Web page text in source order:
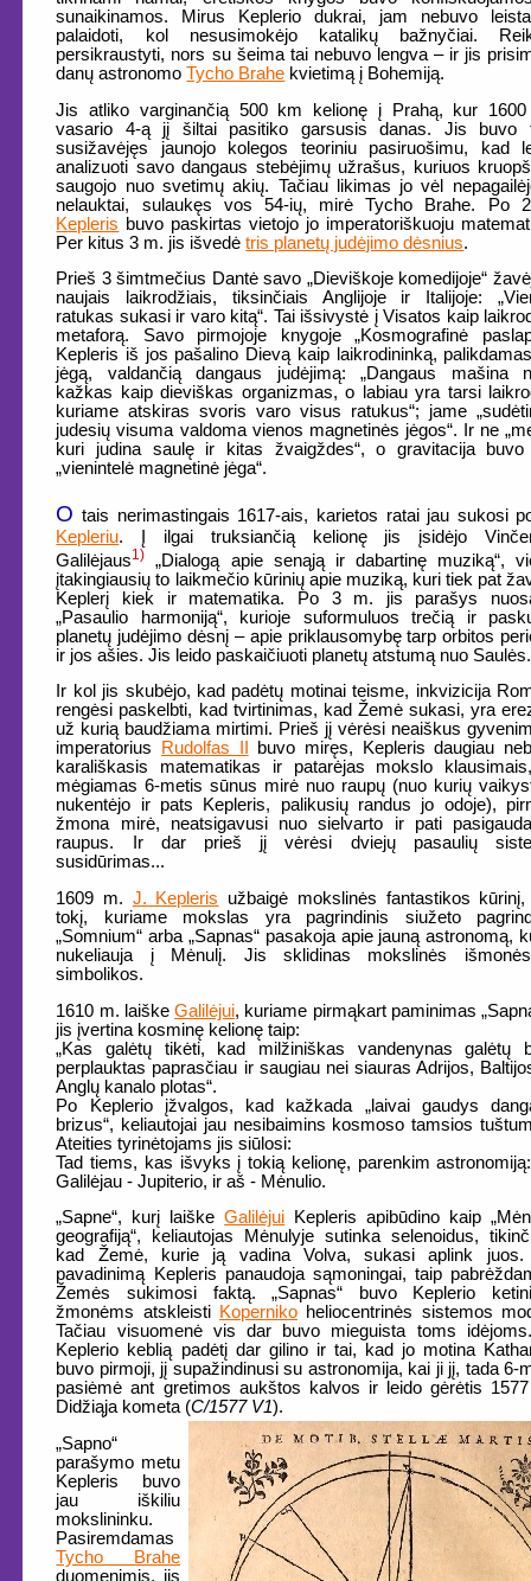
sunaikinamos. Mirus Keplerio dukrai, jam nebuvo
palaidoti, kol nesusimokėjo katalikų bažnyčiai.
persikraustyti, nors su šeima tai nebuvo lengva – ir jis
danų astronomoTycho Brahe kvietimą į Bohemiją.
Jis atliko varginančią 500 km kelionę į Prahą, kur
vasario 4-ą jį šiltai pasitiko garsusis danas. Jis buvo
susižavėjęs jaunojo kolegos teoriniu pasiruošimu, kad
analizuoti savo dangaus stebėjimų užrašus, kuriuos
saugojo nuo svetimų akių. Tačiau likimas jo vėl
nelauktai, sulaukęs vos 54-ių, mirė Tycho Brahe. Po
Kepleris buvo paskirtas vietojo jo imperatoriškuoju
Per kitus 3 m. jis išvedėtris planetų judėjimo dėsnius.
Prieš 3 šimtmečius Dantė savo „Dieviškoje komedijoje“
naujais laikrodžiais, tiksinčiais Anglijoje ir Italijoje:
ratukas sukasi ir varo kitą“. Tai išsivystė į Visatos kaip
metaforą. Savo pirmojoje knygoje „Kosmografinė
Kepleris iš jos pašalino Dievą kaip laikrodininką,
jėgą, valdančią dangaus judėjimą: „Dangaus mašina
kažkas kaip dieviškas organizmas, o labiau yra tarsi
kuriame atskiras svoris varo visus ratukus“; jame
judesių visuma valdoma vienos magnetinės jėgos“. Ir ne
kuri judina saulę ir kitas žvaigždes“, o gravitacija buvo
„vienintelė magnetinė jėga“.
O tais nerimastingais 1617-ais, karietos ratai jau sukosi
Kepleriu. Į ilgai truksiančią kelionę jis įsidėjo
Galilėjaus1) „Dialogą apie senąją ir dabartinę muziką“,
įtakingiausių to laikmečio kūrinių apie muziką, kuri tiek pat
Keplerį kiek ir matematika. Po 3 m. jis parašys
„Pasaulio harmoniją“, kurioje suformuluos trečią ir
planetų judėjimo dėsnį – apie priklausomybę tarp orbitos
ir jos ašies. Jis leido paskaičiuoti planetų atstumą nuo Saulės.
Ir kol jis skubėjo, kad padėtų motinai teisme, inkvizicija
rengėsi paskelbti, kad tvirtinimas, kad Žemė sukasi, yra
už kurią baudžiama mirtimi. Prieš jį vėrėsi neaiškus
imperatorius
Rudolfas II
buvo miręs, Kepleris daugiau
karališkasis matematikas ir patarėjas mokslo
mėgiamas 6-metis sūnus mirė nuo raupų (nuo kurių
nukentėjo ir pats Kepleris, palikusių randus jo odoje),
žmona mirė, neatsigavusi nuo sielvarto ir pati
raupus. Ir dar prieš jį vėrėsi dviejų pasaulių
susidūrimas...
1609 m. J. Kepleris užbaigė mokslinės fantastikos kūrinį,
tokį, kuriame mokslas yra pagrindinis siužeto
„Somnium“ arba „Sapnas“ pasakoja apie jauną astronomą,
nukeliauja į Mėnulį. Jis sklidinas mokslinės
simbolikos.
1610 m. laiškeGalilėjui, kuriame pirmąkart paminimas
jis įvertina kosminę kelionę taip:
„Kas galėtų tikėti, kad milžiniškas vandenynas galėtų
perplauktas paprasčiau ir saugiau nei siauras Adrijos,
Anglų kanalo plotas“.
Po Keplerio įžvalgos, kad kažkada „laivai gaudys
brizus“, keliautojai jau nesibaimins kosmoso tamsios
Ateities tyrinėtojams jis siūlosi:
Tad tiems, kas išvyks į tokią kelionę, parenkim
Galilėjau - Jupiterio, ir aš - Mėnulio.
„Sapne“, kurį laiškeGalilėjui Kepleris apibūdino kaip
geografiją“, keliautojas Mėnulyje sutinka selenoidus,
kad Žemė, kurie ją vadina Volva, sukasi aplink juos.
pavadinimą Kepleris panaudoja sąmoningai, taip
Žemės sukimosi faktą. „Sapnas“ buvo Keplerio
žmonėms atskleisti Koperniko heliocentrinės sistemos
Tačiau visuomenė vis dar buvo mieguista toms
Keplerio keblią padėtį dar gilino ir tai, kad jo motina
buvo pirmoji, jį supažindinusi su astronomija, kai ji jį, tada 6-
pasiėmė ant gretimos aukštos kalvos ir leido gėrėtis
Didžiąja kometa (C/1577 V1).
„Sapno“
parašymo metu
Kepleris buvo
jau iškiliu
mokslininku.
Pasiremdamas
Tycho Brahe
duomenimis, jis